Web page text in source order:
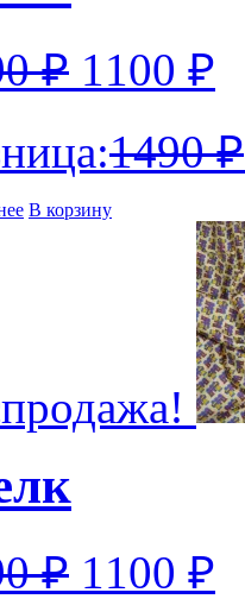
₽ 1100 ₽
1490₽
В корзину
₽ 1100 ₽